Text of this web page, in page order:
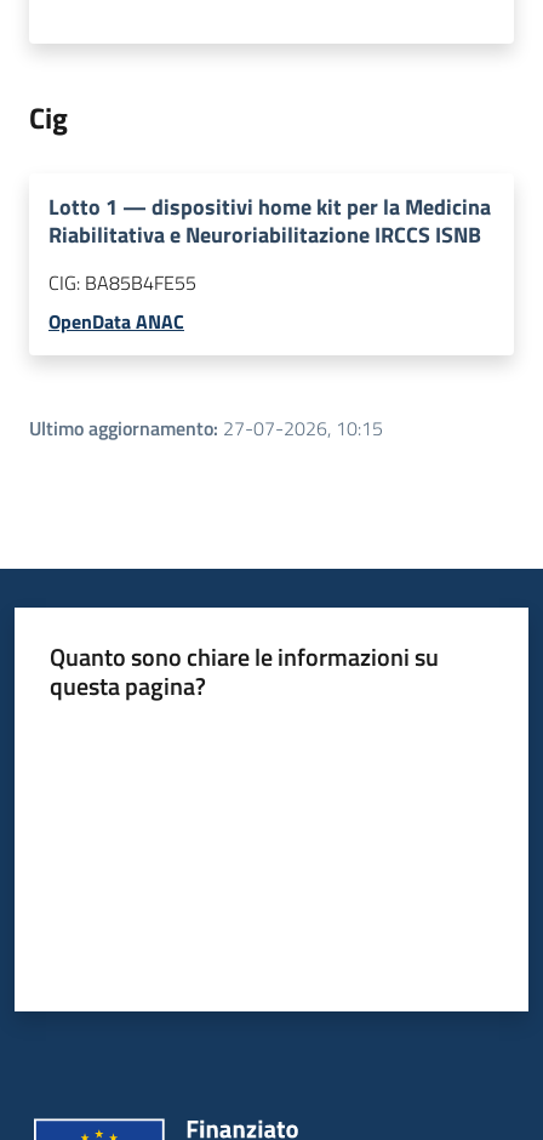
Cig
Lotto 1 —dispositivi home kit per la Medicina
Riabilitativa e Neuroriabilitazione IRCCS ISNB
CIG: BA85B4FE55
OpenData ANAC
Ultimo aggiornamento: 27-07-2026, 10:15
Quanto sono chiare le informazioni su
questa pagina?